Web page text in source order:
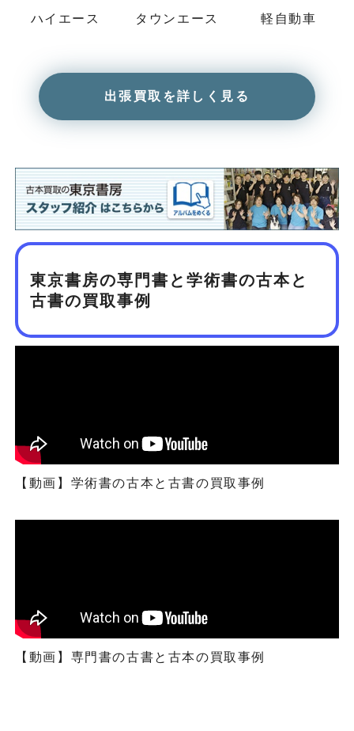
ハイエース タウンエース 軽自動車
出張買取を詳しく見る
東京書房の専門書と学術書の古本と
古書の買取事例
【動画】学術書の古本と古書の買取事例
【動画】専門書の古書と古本の買取事例